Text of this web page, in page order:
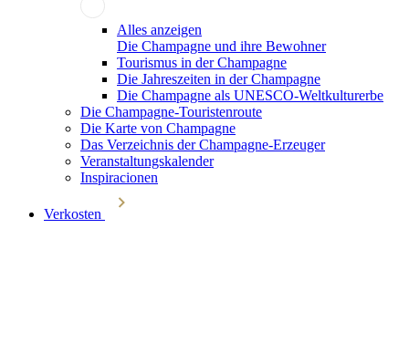
Alles anzeigen
Die Champagne und ihre Bewohner
Tourismus in der Champagne
Die Jahreszeiten in der Champagne
Die Champagne als UNESCO-Weltkulturerbe
Die Champagne-Touristenroute
Die Karte von Champagne
Das Verzeichnis der Champagne-Erzeuger
Veranstaltungskalender
Inspiracionen
Verkosten